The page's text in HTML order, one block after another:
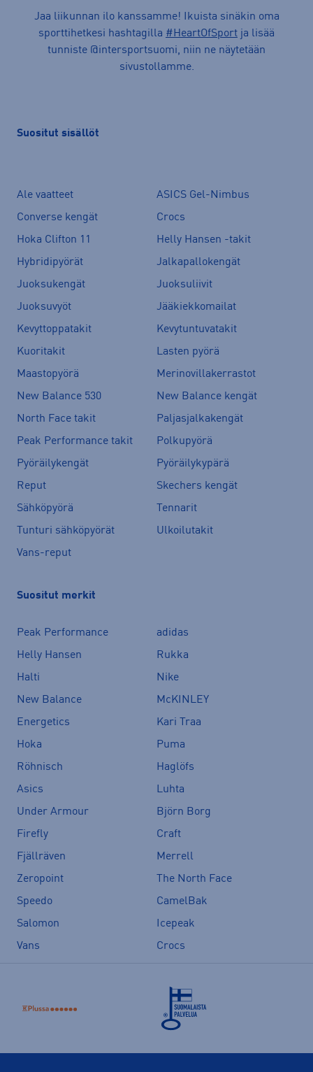
Jaa liikunnan ilo kanssamme! Ikuista sinäkin oma
sporttihetkesi hashtagilla #HeartOfSport ja lisää
tunniste @intersportsuomi, niin ne näytetään
sivustollamme.
Suositut sisällöt
Ale vaatteet
ASICS Gel-Nimbus
Converse kengät
Crocs
Hoka Clifton 11
Helly Hansen -takit
Hybridipyörät
Jalkapallokengät
Juoksukengät
Juoksuliivit
Juoksuvyöt
Jääkiekkomailat
Kevyttoppatakit
Kevytuntuvatakit
Kuoritakit
Lasten pyörä
Maastopyörä
Merinovillakerrastot
New Balance 530
New Balance kengät
North Face takit
Paljasjalkakengät
Peak Performance takit
Polkupyörä
Pyöräilykengät
Pyöräilykypärä
Reput
Skechers kengät
Sähköpyörä
Tennarit
Tunturi sähköpyörät
Ulkoilutakit
Vans-reput
Suositut merkit
Peak Performance
adidas
Helly Hansen
Rukka
Halti
Nike
New Balance
McKINLEY
Energetics
Kari Traa
Hoka
Puma
Röhnisch
Haglöfs
Asics
Luhta
Under Armour
Björn Borg
Firefly
Craft
Fjällräven
Merrell
Zeropoint
The North Face
Speedo
CamelBak
Salomon
Icepeak
Vans
Crocs